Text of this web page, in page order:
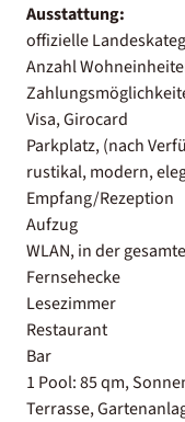
Ausstattung:
offizielle
Anzahl
Visa, Girocard
Parkplatz, (nach
rustikal, modern,
Empfang/Rezeption
Aufzug
WLAN, in der
Fernsehecke
Lesezimmer
Restaurant
Bar
1 Pool: 85 qm,
Terrasse,